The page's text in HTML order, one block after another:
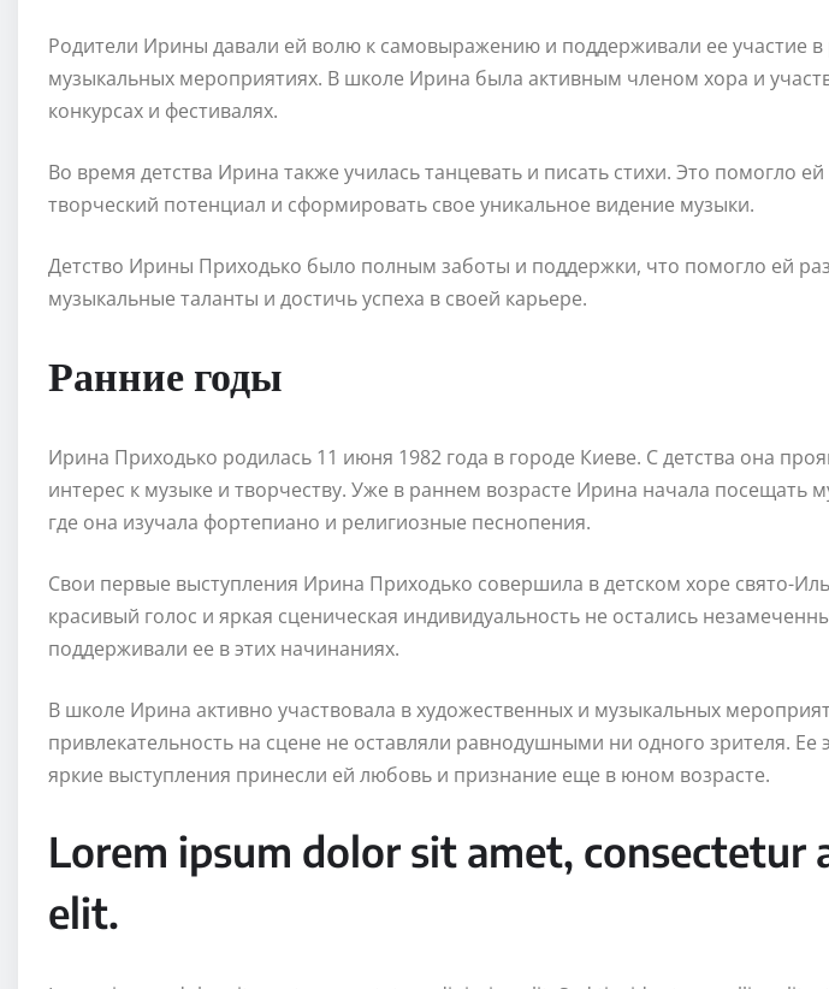
Родители Ирины давали ей волю к самовыражению и поддерживали ее участие
музыкальных мероприятиях. В школе Ирина была активным членом хора и
конкурсах и фестивалях.
Во время детства Ирина также училась танцевать и писать стихи. Это помогло ей
творческий потенциал и сформировать свое уникальное видение музыки.
Детство Ирины Приходько было полным заботы и поддержки, что помогло ей
музыкальные таланты и достичь успеха в своей карьере.
Ранние годы
Ирина Приходько родилась 11 июня 1982 года в городе Киеве. С детства она
интерес к музыке и творчеству. Уже в раннем возрасте Ирина начала посещать
где она изучала фортепиано и религиозные песнопения.
Свои первые выступления Ирина Приходько совершила в детском хоре свято-
красивый голос и яркая сценическая индивидуальность не остались
поддерживали ее в этих начинаниях.
В школе Ирина активно участвовала в художественных и музыкальных
привлекательность на сцене не оставляли равнодушными ни одного зрителя.
яркие выступления принесли ей любовь и признание еще в юном возрасте.
Lorem ipsum dolor sit amet, consectetur
elit.